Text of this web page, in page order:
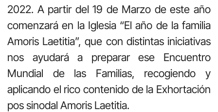
2022. A partir del 19 de Marzo de este año
comenzará en la Iglesia “El año de la familia
Amoris Laetitia”, que con distintas iniciativas
nos ayudará a preparar ese Encuentro
Mundial de las Familias, recogiendo y
aplicando el rico contenido de la Exhortación
pos sinodal Amoris Laetitia.